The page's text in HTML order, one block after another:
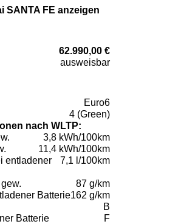
SANTA FE anzeigen
62.990,00 €
ausweisbar
Euro6
4 (Green)
nach WLTP:
3,8 kWh/100km
11,4 kWh/100km
entladener
7,1 l/100km
87 g/km
Batterie162 g/km
B
Batterie F